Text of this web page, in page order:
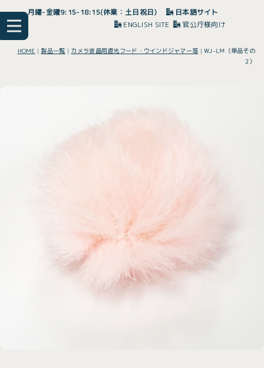
月曜-金曜9:15-18:15(休業：土日祝日)
日本語サイト
ENGLISH SITE
官公庁様向け
HOME |製品一覧 | カメラ液晶用遮光フード・ウインドジャマー等 |WJ-LM（単品その
2）